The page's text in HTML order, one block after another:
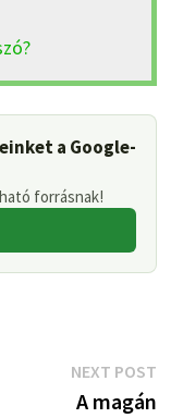
a Google-
forrásnak!
NEXT POST
A magán